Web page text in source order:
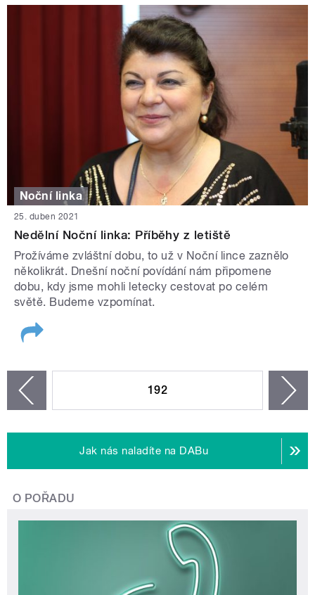
Noční linka
25. duben 2021
Nedělní Noční linka: Příběhy z letiště
Prožíváme zvláštní dobu, to už v Noční lince zaznělo
několikrát. Dnešní noční povídání nám připomene
dobu, kdy jsme mohli letecky cestovat po celém
světě. Budeme vzpomínat.
192
Jak nás naladíte na DABu
O POŘADU